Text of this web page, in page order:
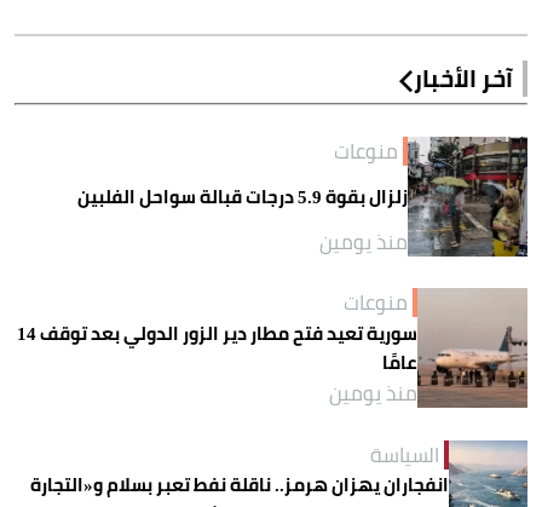
آخر الأخبار
منوعات
زلزال بقوة 5.9 درجات قبالة سواحل الفلبين
منذ يومين
منوعات
سورية تعيد فتح مطار دير الزور الدولي بعد توقف 14
عامًا
منذ يومين
السياسة
انفجاران يهزان هرمز.. ناقلة نفط تعبر بسلام و«التجارة